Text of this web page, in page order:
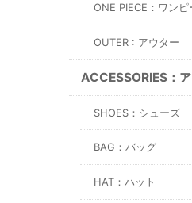
ONE PIECE：ワンピ
OUTER : アウター
ACCESSORIES：
SHOES：シューズ
BAG：バッグ
HAT：ハット